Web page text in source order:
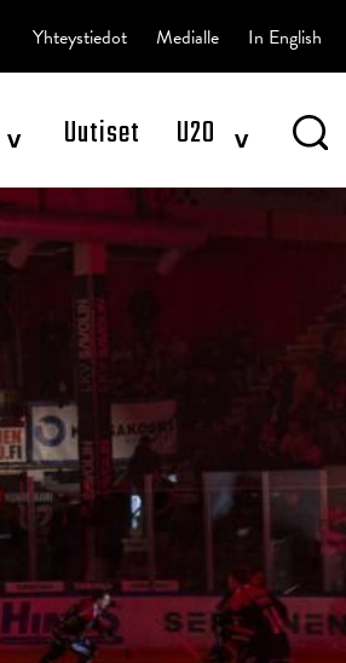
^ Uutiset U20 ^
Yhteystiedot Medialle In English